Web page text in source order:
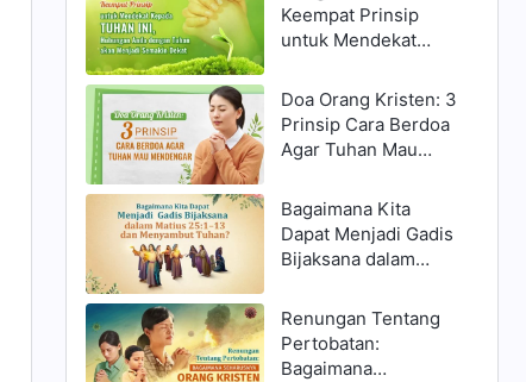
Keempat Prinsip
untuk Mendekat
Hubungan Anda
dengan Tuhan akan
Menjadi Semakin
Dekat
Doa Orang Kristen: 3
Prinsip Cara Berdoa
Agar Tuhan Mau
Bagaimana Kita
Dapat Menjadi Gadis
Bijaksana dalam
Menyambut Tuhan?
Renungan Tentang
Pertobatan:
Bagaimana